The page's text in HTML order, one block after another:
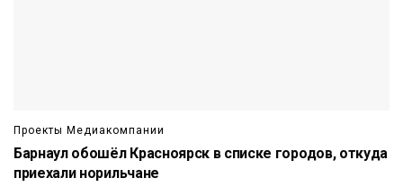
Проекты Медиакомпании
Барнаул обошёл Красноярск в списке городов, откуда
приехали норильчане